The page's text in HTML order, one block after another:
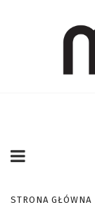
STRONA GŁÓWNA